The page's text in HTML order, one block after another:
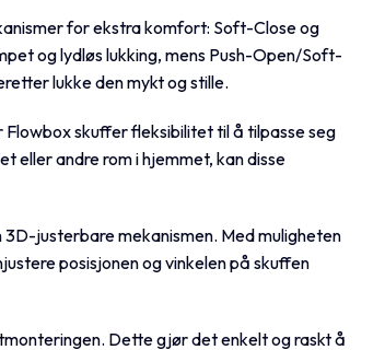
for ekstra komfort: Soft-Close og
og lydløs lukking, mens Push-Open/Soft-
lukke den mykt og stille.
skuffer fleksibilitet til å tilpasse seg
eller andre rom i hjemmet, kan disse
justerbare mekanismen. Med muligheten
posisjonen og vinkelen på skuffen
Dette gjør det enkelt og raskt å